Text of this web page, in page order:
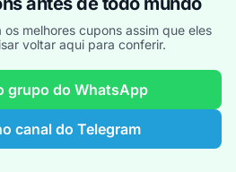
melhores cupons assim que eles
voltar aqui para conferir.
grupo do WhatsApp
canal do Telegram